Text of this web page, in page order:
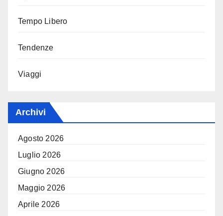
Tempo Libero
Tendenze
Viaggi
Archivi
Agosto 2026
Luglio 2026
Giugno 2026
Maggio 2026
Aprile 2026